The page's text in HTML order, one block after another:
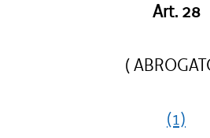
Art. 28
(
(1)